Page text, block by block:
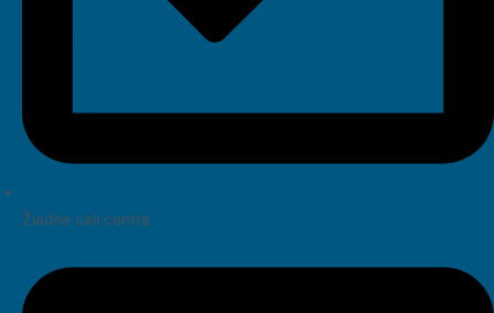
Žiadne call centrá